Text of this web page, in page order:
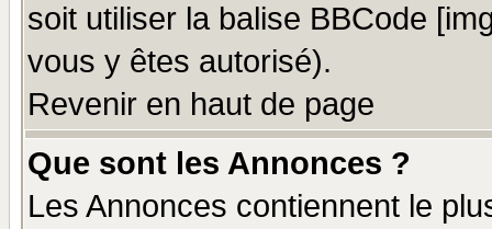
soit utiliser la balise BBCode
vous y êtes autorisé).
Revenir en haut de page
Que sont les Annonces ?
Les Annonces contiennent le